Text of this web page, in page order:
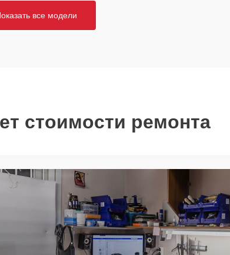
все модели
стоимости ремонта